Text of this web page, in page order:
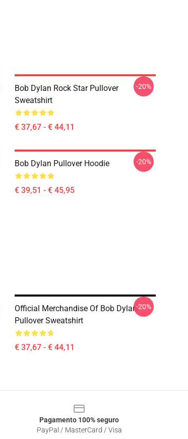
Bob Dylan Rock Star Pullover
Sweatshirt
€ 37,67 - € 44,11
-20%
Bob Dylan Pullover Hoodie
€ 39,51 - € 45,95
-20%
Official Merchandise Of Bob Dylan
Pullover Sweatshirt
€ 37,67 - € 44,11
-20%
Pagamento 100% seguro
PayPal / MasterCard / Visa